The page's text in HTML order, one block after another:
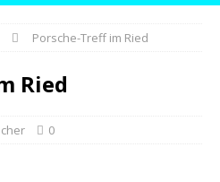
Porsche-Treff im Ried
Ried
0